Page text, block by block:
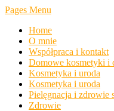
Pages Menu
Home
O mnie
Współpraca i kontakt
Domowe kosmetyki i
Kosmetyka i uroda
Kosmetyka i uroda
Pielęgnacja i zdrowie
Zdrowie